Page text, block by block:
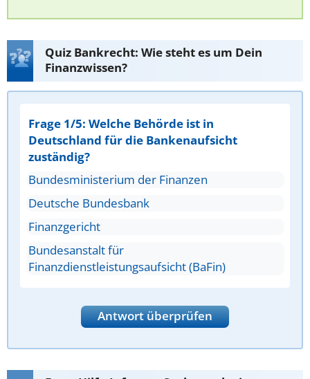
Quiz Bankrecht: Wie steht es um Dein
Finanzwissen?
Frage 1/5: Welche Behörde ist in
Deutschland für die Bankenaufsicht
zuständig?
Bundesministerium der Finanzen
Deutsche Bundesbank
Finanzgericht
Bundesanstalt für
Finanzdienstleistungsaufsicht (BaFin)
Antwort überprüfen